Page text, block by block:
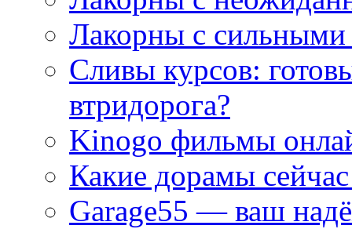
Лакорны с сильными
Сливы курсов:
втридорога?
Kinogo фильмы
Какие дорамы
Garage55 — ваш